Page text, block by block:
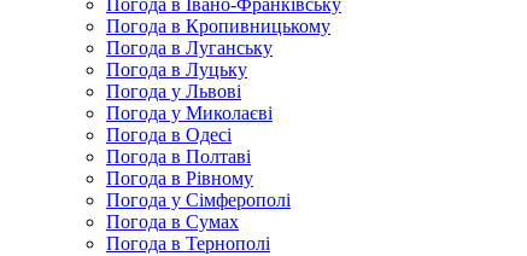
Погода в Івано-Франківську
Погода в Кропивницькому
Погода в Луганську
Погода в Луцьку
Погода у Львові
Погода у Миколаєві
Погода в Одесі
Погода в Полтаві
Погода в Рівному
Погода у Сімферополі
Погода в Сумах
Погода в Тернополі